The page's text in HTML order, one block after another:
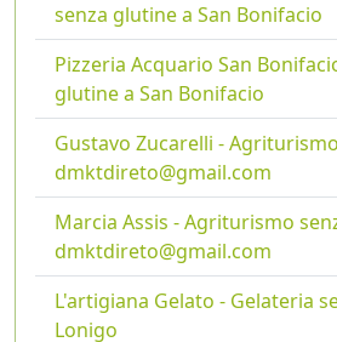
senza glutine a San Bonifacio
Pizzeria Acquario San
glutine a San Bonifacio
Gustavo Zucarelli -
dmktdireto@gmail.com
Marcia Assis - Agriturismo
dmktdireto@gmail.com
L'artigiana Gelato - Gelateria
Lonigo